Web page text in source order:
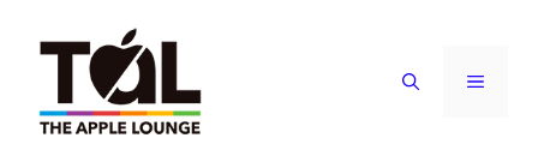
contenuto
MENU